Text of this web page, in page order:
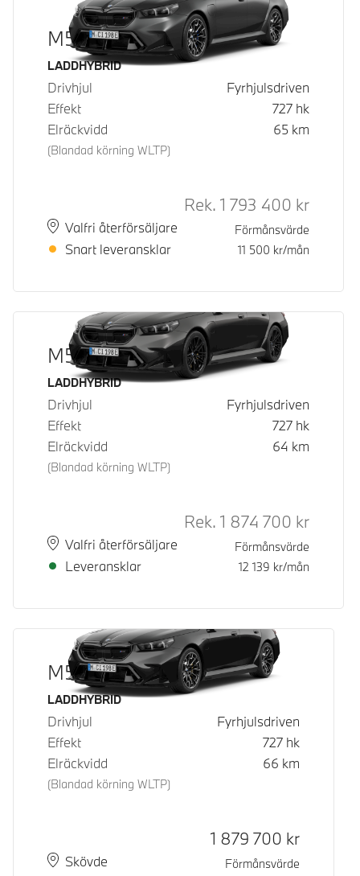
M5 Touring
Bränsle
LADDHYBRID
Drivhjul
Fyrhjulsdriven
Effekt
727 hk
Elräckvidd
(Blandad körning WLTP)
65 km
PlatsValfri återförsäljare
Leveranstid
Snart leveransklar
Rek.
Rek. 1 793 400 kr
Förmånsvärde
11 500 kr/mån
M5 Touring
Bränsle
LADDHYBRID
Drivhjul
Fyrhjulsdriven
Effekt
727 hk
Elräckvidd
(Blandad körning WLTP)
64 km
PlatsValfri återförsäljare
Leveranstid
Leveransklar
Rek.
Rek. 1 874 700 kr
Förmånsvärde
12 139 kr/mån
M5 Touring
Bränsle
LADDHYBRID
Drivhjul
Fyrhjulsdriven
Effekt
727 hk
Elräckvidd
(Blandad körning WLTP)
66 km
PlatsSkövde
Leveranstid
Kontantpris
1 879 700 kr
Förmånsvärde